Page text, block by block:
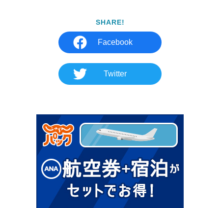
SHARE!
Facebook
Twitter